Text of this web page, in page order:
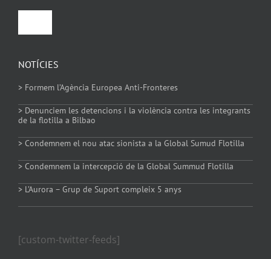
NOTÍCIES
> Formem l’Agència Europea Anti-Fronteres
> Denunciem les detencions i la violència contra les integrants
de la flotilla a Bilbao
> Condemnem el nou atac sionista a la Global Sumud Flotilla
> Condemnem la intercepció de la Global Summud Flotilla
> L’Aurora – Grup de Suport compleix 5 anys
Política de Cookies
[custom-twitter-feeds]